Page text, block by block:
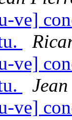
ve]
ve]
ve]